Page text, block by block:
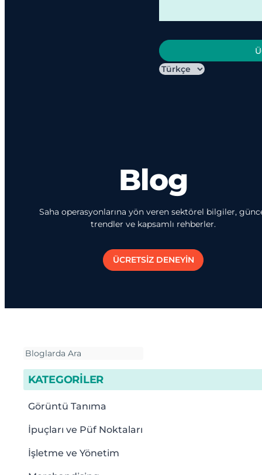
Blog
Saha operasyonlarına yön veren sektörel bilgiler,
trendler ve kapsamlı rehberler.
ÜCRETSİZ DENEYİN
KATEGORİLER
Görüntü Tanıma
İpuçları ve Püf Noktaları
İşletme ve Yönetim